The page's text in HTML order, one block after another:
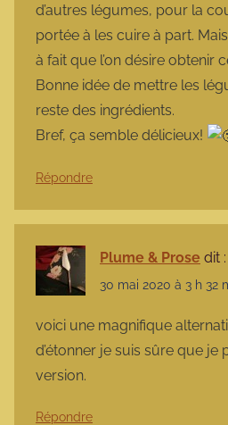
d’autres légumes, pour la
portée à les cuire à part.
à fait que l’on désire obtenir
Bonne idée de mettre les
reste des ingrédients.
Bref, ça semble délicieux!
Répondre
Plume & Prose dit :
30 mai 2020 à 3 h 32
voici une magnifique
d’étonner je suis sûre que je
version.
Répondre